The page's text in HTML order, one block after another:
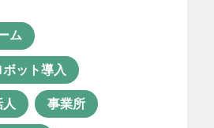
ョン活性化
サービス担当者会議
セカンドライフ
ーク実習
ム
ボット導入
事業所